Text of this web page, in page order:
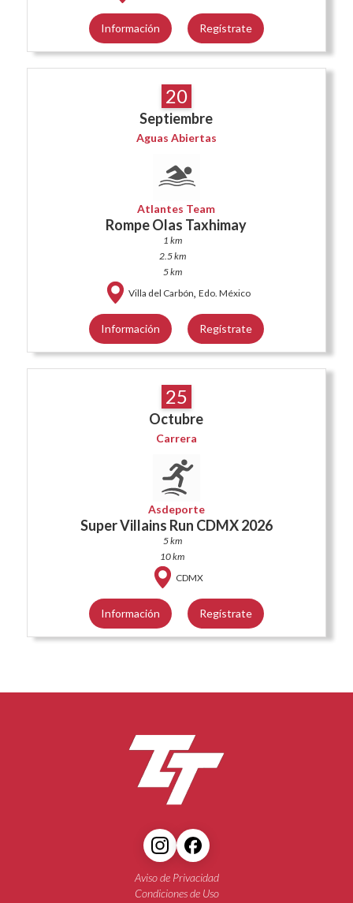
Información Regístrate
20
Septiembre
Aguas Abiertas
Atlantes Team
Rompe Olas Taxhimay
1 km
2.5 km
5 km
Villa del Carbón, Edo. México
Información Regístrate
25
Octubre
Carrera
Asdeporte
Super Villains Run CDMX 2026
5 km
10 km
CDMX
Información Regístrate
Aviso de Privacidad
Condiciones de Uso